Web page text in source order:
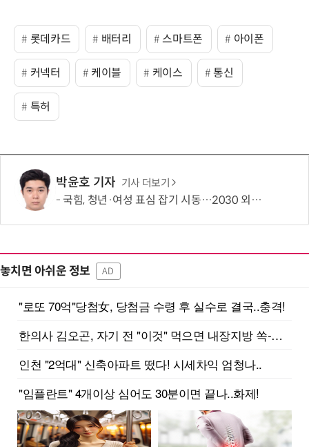
롯데카드 배터리 스마트폰 아이폰
커넥터 케이블 케이스 통신
특허
박윤호 기자 기사 더보기
국힘, 청년·여성 표심 잡기 시동…2030 외연 확장 본격화
놓치면 아쉬운 정보 AD